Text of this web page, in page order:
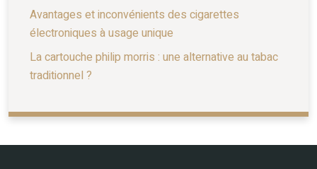
Avantages et inconvénients des cigarettes
électroniques à usage unique
La cartouche philip morris : une alternative au tabac
traditionnel ?